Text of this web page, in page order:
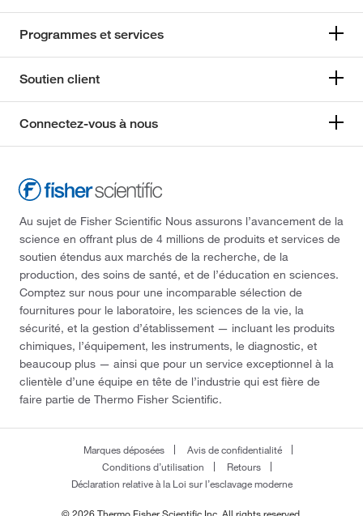
Programmes et services
Soutien client
Connectez-vous à nous
Au sujet de Fisher Scientific Nous assurons l’avancement de la
science en offrant plus de 4 millions de produits et services de
soutien étendus aux marchés de la recherche, de la
production, des soins de santé, et de l’éducation en sciences.
Comptez sur nous pour une incomparable sélection de
fournitures pour le laboratoire, les sciences de la vie, la
sécurité, et la gestion d’établissement — incluant les produits
chimiques, l’équipement, les instruments, le diagnostic, et
beaucoup plus — ainsi que pour un service exceptionnel à la
clientèle d’une équipe en tête de l’industrie qui est fière de
faire partie de Thermo Fisher Scientific.
Marques déposées
Avis de confidentialité
Conditions d’utilisation
Retours
Déclaration relative à la Loi sur l’esclavage moderne